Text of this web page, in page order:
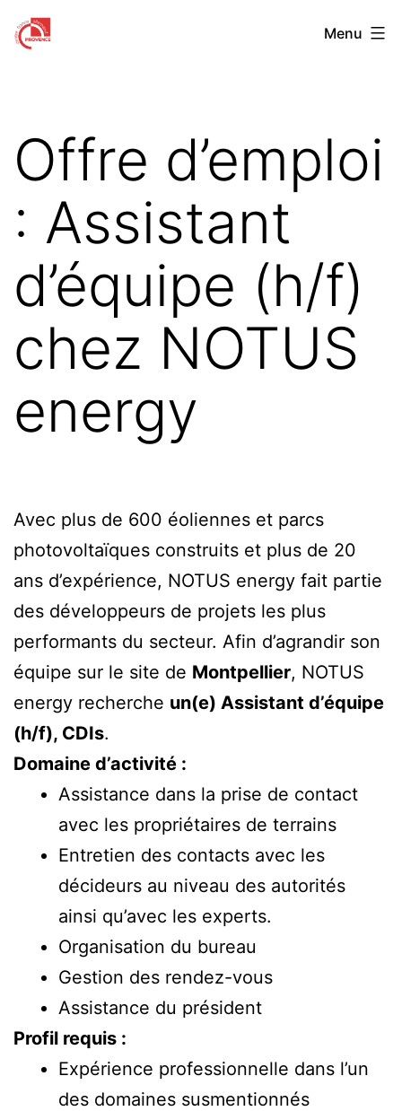
Aller
auCentre
Provence
Menu
Offre d’emploi
: Assistant
d’équipe (h/f)
chez NOTUS
energy
Avec plus de 600 éoliennes et parcs
photovoltaïques construits et plus de 20
ans d’expérience, NOTUS energy fait partie
des développeurs de projets les plus
performants du secteur. Afin d’agrandir son
équipe sur le site de Montpellier, NOTUS
energy recherche un(e) Assistant d’équipe
(h/f), CDIs.
Domaine d’activité :
Assistance dans la prise de contact
avec les propriétaires de terrains
Entretien des contacts avec les
décideurs au niveau des autorités
ainsi qu’avec les experts.
Organisation du bureau
Gestion des rendez-vous
Assistance du président
Profil requis :
Expérience professionnelle dans l’un
des domaines susmentionnés